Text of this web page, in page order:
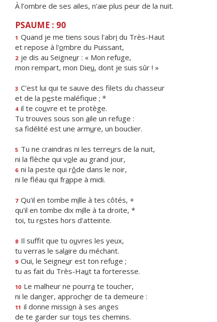
À l’ombre de ses ailes, n’aie plus peur de la nuit.
PSAUME : 90
1 Quand je me tiens sous l'abri du Très-Haut
et repose à l'ombre du Puissant,
2 je dis au Seigneur : « Mon refuge,
mon rempart, mon Dieu, dont je suis sûr ! »
3 C'est lui qui te sauve des filets du chasseur
et de la peste maléfique ; *
4 il te couvre et te protège.
Tu trouves sous son aile un refuge :
sa fidélité est une armure, un bouclier.
5 Tu ne craindras ni les terreurs de la nuit,
ni la flèche qui vole au grand jour,
6 ni la peste qui rôde dans le noir,
ni le fléau qui frappe à midi.
7 Qu'il en tombe mille à tes côtés, +
qu'il en tombe dix mille à ta droite, *
toi, tu restes hors d'atteinte.
8 Il suffit que tu ouvres les yeux,
tu verras le salaire du méchant.
9 Oui, le Seigneur est ton refuge ;
tu as fait du Très-Haut ta forteresse.
10 Le malheur ne pourra te toucher,
ni le danger, approcher de ta demeure :
11 il donne mission à ses anges
de te garder sur tous tes chemins.